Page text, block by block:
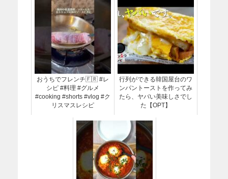
おうちでフレンチ🇫🇷 #レ
シピ #料理 #グルメ
#cooking #shorts #vlog #ク
リスマスレシピ
行列ができる韓国屋台のワ
ンパントーストを作ってみ
たら、ヤバい美味しさでし
た【OPT】